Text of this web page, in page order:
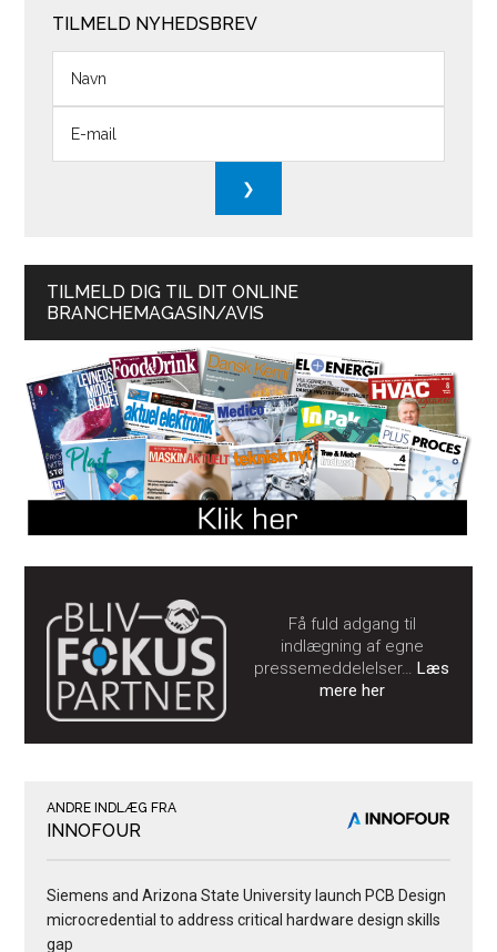
TILMELD NYHEDSBREV
TILMELD DIG TIL DIT ONLINE
BRANCHEMAGASIN/AVIS
Få fuld adgang til
indlægning af egne
pressemeddelelser…Læs
mere her
ANDRE INDLÆG FRA
INNOFOUR
Siemens and Arizona State University launch PCB Design
microcredential to address critical hardware design skills
gap